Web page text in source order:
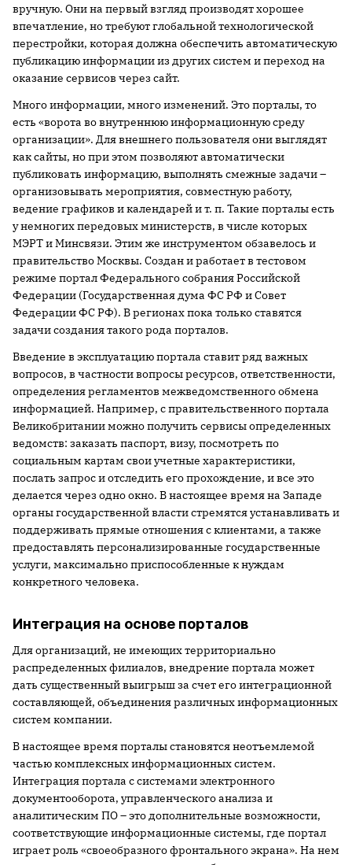
вручную. Они на первый взгляд производят хорошее
впечатление, но требуют глобальной технологической
перестройки, которая должна обеспечить автоматическую
публикацию информации из других систем и переход на
оказание сервисов через сайт.
Много информации, много изменений. Это порталы, то
есть «ворота во внутреннюю информационную среду
организации». Для внешнего пользователя они выглядят
как сайты, но при этом позволяют автоматически
публиковать информацию, выполнять смежные задачи –
организовывать мероприятия, совместную работу,
ведение графиков и календарей и т. п. Такие порталы есть
у немногих передовых министерств, в числе которых
МЭРТ и Минсвязи. Этим же инструментом обзавелось и
правительство Москвы. Создан и работает в тестовом
режиме портал Федерального собрания Российской
Федерации (Государственная дума ФС РФ и Совет
Федерации ФС РФ). В регионах пока только ставятся
задачи создания такого рода порталов.
Введение в эксплуатацию портала ставит ряд важных
вопросов, в частности вопросы ресурсов, ответственности,
определения регламентов межведомственного обмена
информацией. Например, с правительственного портала
Великобритании можно получить сервисы определенных
ведомств: заказать паспорт, визу, посмотреть по
социальным картам свои учетные характеристики,
послать запрос и отследить его прохождение, и все это
делается через одно окно. В настоящее время на Западе
органы государственной власти стремятся устанавливать и
поддерживать прямые отношения с клиентами, а также
предоставлять персонализированные государственные
услуги, максимально приспособленные к нуждам
конкретного человека.
Интеграция на основе порталов
Для организаций, не имеющих территориально
распределенных филиалов, внедрение портала может
дать существенный выигрыш за счет его интеграционной
составляющей, объединения различных информационных
систем компании.
В настоящее время порталы становятся неотъемлемой
частью комплексных информационных систем.
Интеграция портала с системами электронного
документооборота, управленческого анализа и
аналитическим ПО – это дополнительные возможности,
соответствующие информационные системы, где портал
играет роль «своеобразного фронтального экрана». На нем